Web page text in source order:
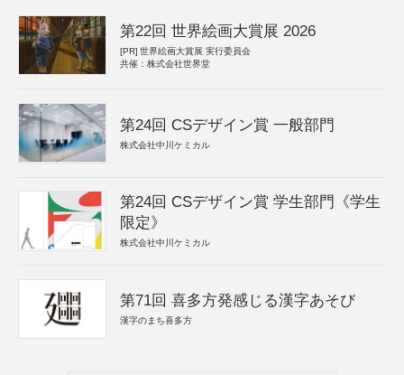
第22回 世界絵画大賞展 2026
[PR] 世界絵画大賞展 実行委員会
共催：株式会社世界堂
第24回 CSデザイン賞 一般部門
株式会社中川ケミカル
第24回 CSデザイン賞 学生部門《学生
限定》
株式会社中川ケミカル
第71回 喜多方発感じる漢字あそび
漢字のまち喜多方